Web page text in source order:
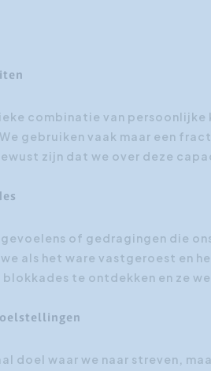
combinatie van
gebruiken vaak maar een
zijn dat we over deze
of gedragingen die
als het ware vastgeroest en
te ontdekken en ze
doel waar we naar streven,